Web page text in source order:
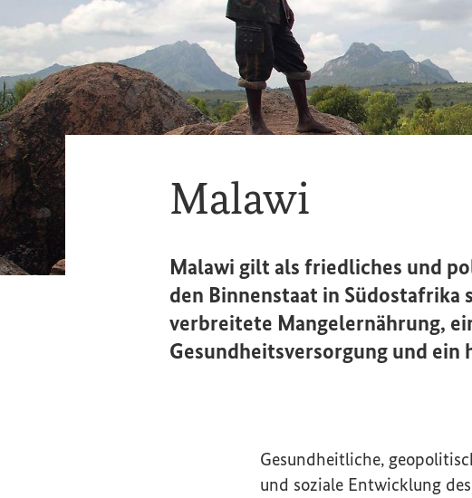
Malawi
Malawi gilt als friedliches und
den Binnenstaat in Südostafrika
verbreitete Mangelernährung,
Gesundheitsversorgung und ein
Gesundheitliche,
und soziale Entwicklung